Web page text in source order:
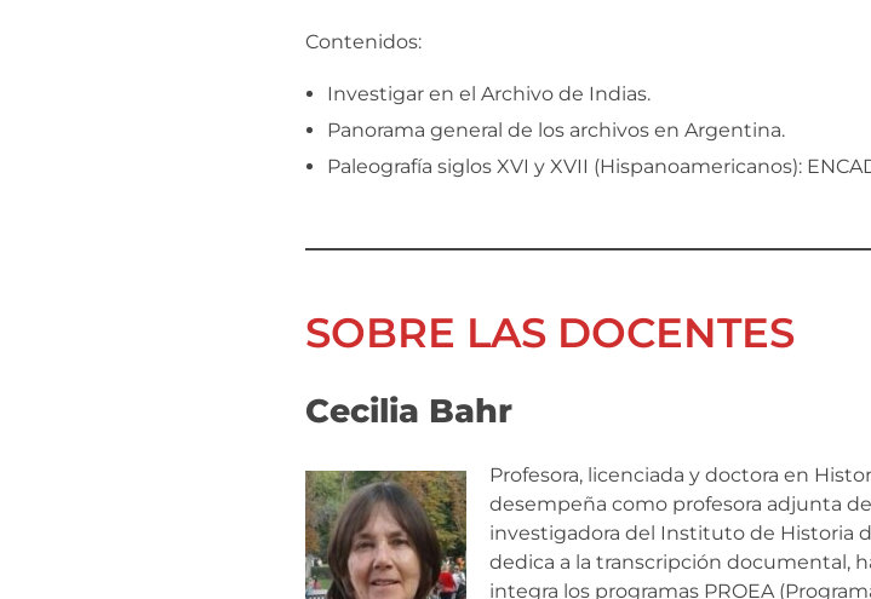
Contenidos:
Investigar en el Archivo de Indias.
Panorama general de los archivos en Argentina.
Paleografía siglos XVI y XVII (Hispanoamericanos):
SOBRE LAS DOCENTES
Cecilia Bahr
Profesora, licenciada y doctora en
desempeña como profesora adjunta
investigadora del Instituto de Historia
dedica a la transcripción documental,
integra los programas PROEA